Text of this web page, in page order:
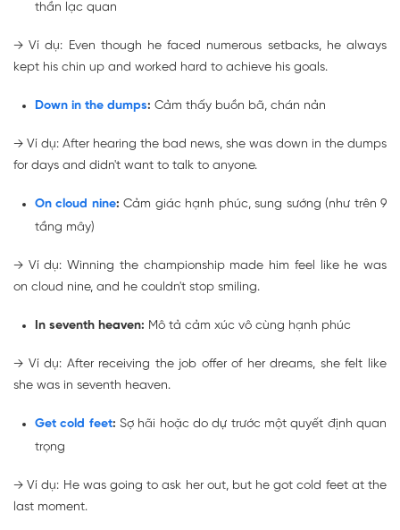
thần lạc quan
→Ví dụ: Even though he faced numerous setbacks, he always
kept his chin up and worked hard to achieve his goals.
Down in the dumps: Cảm thấy buồn bã, chán nản
→ Ví dụ: After hearing the bad news, she was down in the dumps
for days and didn't want to talk to anyone.
On cloud nine:Cảm giác hạnh phúc, sung sướng (như trên 9
tầng mây)
→ Ví dụ: Winning the championship made him feel like he was
on cloud nine, and he couldn't stop smiling.
In seventh heaven: Mô tả cảm xúc vô cùng hạnh phúc
→ Ví dụ: After receiving the job offer of her dreams, she felt like
she was in seventh heaven.
Get cold feet:Sợ hãi hoặc do dự trước một quyết định quan
trọng
→Ví dụ: He was going to ask her out, but hegot cold feetat the
last moment.